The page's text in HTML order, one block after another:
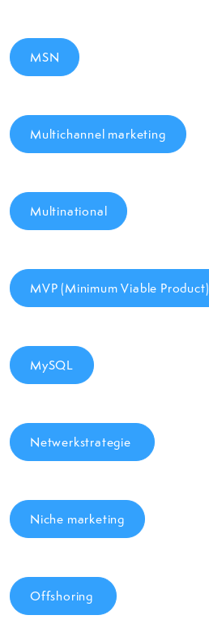
MSN
Multichannel marketing
Multinational
MVP (Minimum Viable Product)
MySQL
Netwerkstrategie
Niche marketing
Offshoring